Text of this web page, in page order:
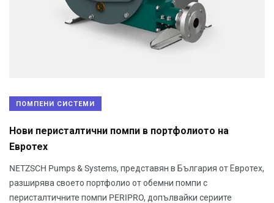
ПОМПЕНИ СИСТЕМИ
Нови перисталтични помпи в портфолиото на
Евротех
NETZSCH Pumps & Systems, представян в България от Евротех,
разширява своето портфолио от обемни помпи с
перисталтичните помпи PERIPRO, допълвайки сериите